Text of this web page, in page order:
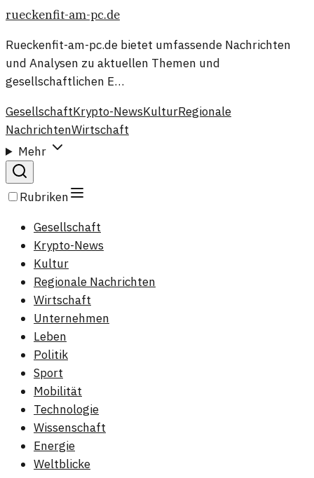
rueckenfit-am-pc.de
Rueckenfit-am-pc.de bietet umfassende Nachrichten
und Analysen zu aktuellen Themen und
gesellschaftlichen E…
GesellschaftKrypto-NewsKulturRegionale
NachrichtenWirtschaft
Mehr
Rubriken
Gesellschaft
Krypto-News
Kultur
Regionale Nachrichten
Wirtschaft
Unternehmen
Leben
Politik
Sport
Mobilität
Technologie
Wissenschaft
Energie
Weltblicke